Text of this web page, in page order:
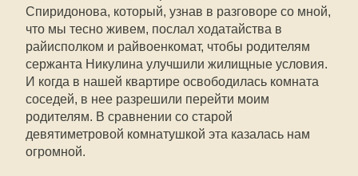
Спиридонова, который, узнав в разговоре со мной,
что мы тесно живем, послал ходатайства в
райисполком и райвоенкомат, чтобы родителям
сержанта Никулина улучшили жилищные условия.
И когда в нашей квартире освободилась комната
соседей, в нее разрешили перейти моим
родителям. В сравнении со старой
девятиметровой комнатушкой эта казалась нам
огромной.